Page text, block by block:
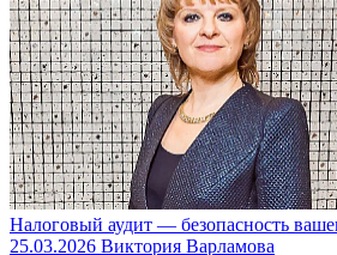
Налоговый аудит — безопасность
25.03.2026 Виктория Варламова